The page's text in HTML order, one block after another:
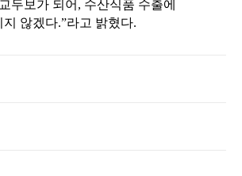
두보가 되어, 수산식품 수출에
않겠다.”라고 밝혔다.